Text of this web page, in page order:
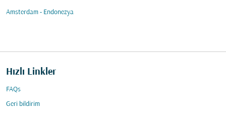
Amsterdam - Endonezya
Hızlı Linkler
FAQs
Geri bildirim